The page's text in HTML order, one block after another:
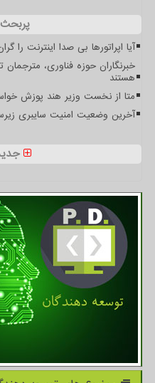
آیا اپراتورها بی صدا اینترنت را
خبرنگاران حوزه فناوری،
هستند
متا از نخست وزیر هند پوزش
آخرین وضعیت امنیت سایبری